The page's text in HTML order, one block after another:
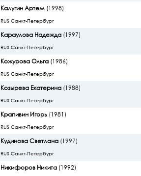
Калугин Артем(1998)
RUS Санкт-Петербург
Караулова Надежда(1997)
RUS Санкт-Петербург
Кожурова Ольга(1986)
RUS Санкт-Петербург
Козырева Екатерина(1988)
RUS Санкт-Петербург
Крапивин Игорь(1981)
RUS Санкт-Петербург
Кудинова Светлана(1997)
RUS Санкт-Петербург
Никифоров Никита(1992)